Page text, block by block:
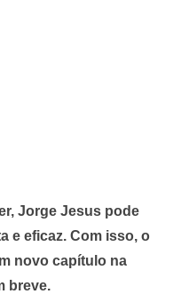
Jorge Jesus pode
e eficaz. Com isso, o
novo capítulo na
breve.